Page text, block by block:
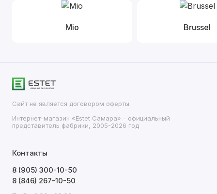
Mio Brussel
Сайт не является договором оферты.
Интернет-магазин «Estet Самара» - официальный
представитель фабрики, 2005-2026 год
Контакты
8 (905) 300-10-50
8 (846) 267-10-50